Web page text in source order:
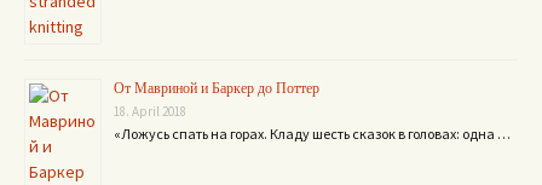
От Мавриной и Баркер до Поттер
18. April 2018
«Ложусь спать на горах. Кладу шесть сказок в головах: одна …